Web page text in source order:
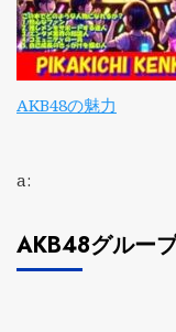
AKB48の魅力
a:
AKB48グルー